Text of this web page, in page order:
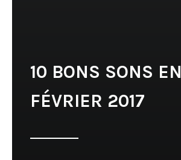
10 BONS SONS EN
FÉVRIER 2017